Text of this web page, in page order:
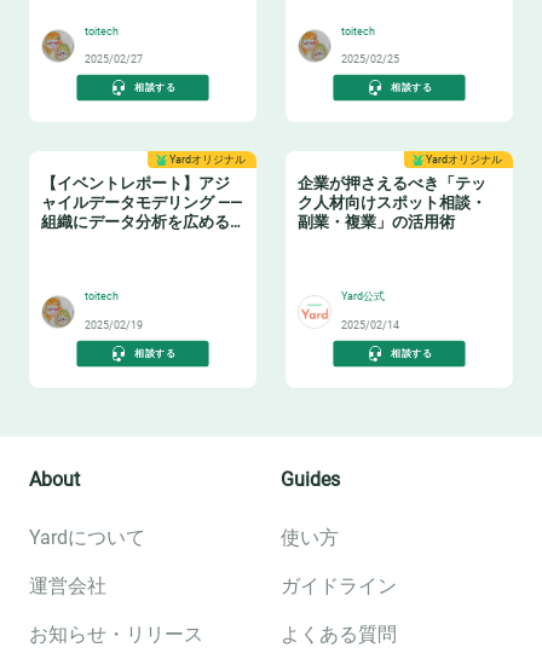
toitech
2025/02/27
相談する
toitech
2025/02/25
相談する
Yardオリジナル
【イベントレポート】アジ
ャイルデータモデリング ——
組織にデータ分析を広める
toitech
2025/02/19
相談する
Yardオリジナル
企業が押さえるべき「テッ
ク人材向けスポット相談・
副業・複業」の活用術
Yard公式
2025/02/14
相談する
About
Yardについて
運営会社
お知らせ・リリース
Guides
使い方
ガイドライン
よくある質問